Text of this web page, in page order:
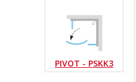
PIVOT - PSKK3